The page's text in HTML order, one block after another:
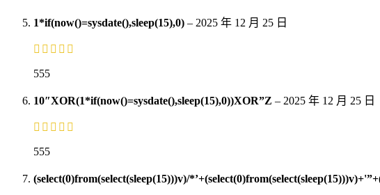
1*if(now()=sysdate(),sleep(15),0) – 2025 年 12 月 25 日
555
10″XOR(1*if(now()=sysdate(),sleep(15),0))XOR”Z – 2025 年 12 月 25 日
555
(select(0)from(select(sleep(15)))v)/